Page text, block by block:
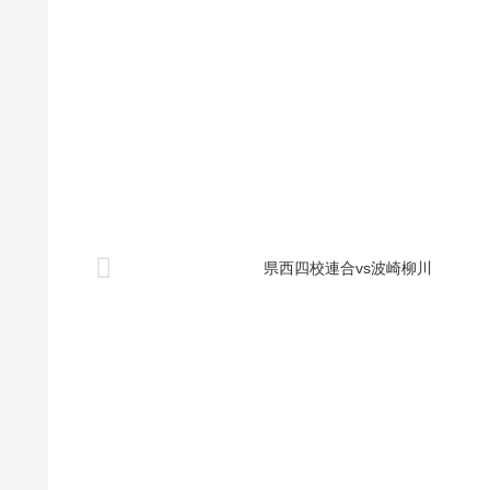
県西四校連合vs波崎柳川